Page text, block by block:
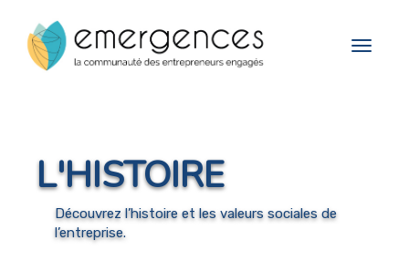
Toggle
L'HISTOIRE
Découvrez l’histoire et les valeurs sociales de
l’entreprise.